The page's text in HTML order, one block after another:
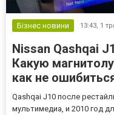
Бізнес новини 13:43, 1
Nissan Qashqai
Какую
как не
Qashqai J10 после
мультимедиа, и 2010 год